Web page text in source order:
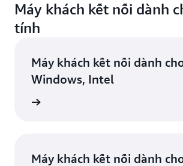
Máy khách kết nối dành
tính
Máy khách kết nối dành
Windows, Intel
Máy khách kết nối dành